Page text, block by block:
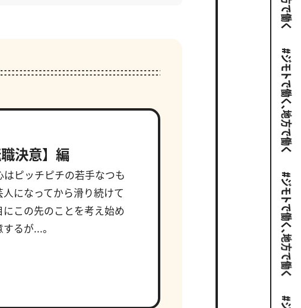
職決意】編
はピッチピチの若手なつも
人になってから滑り続けて
この先のことを考え始め
るが...。